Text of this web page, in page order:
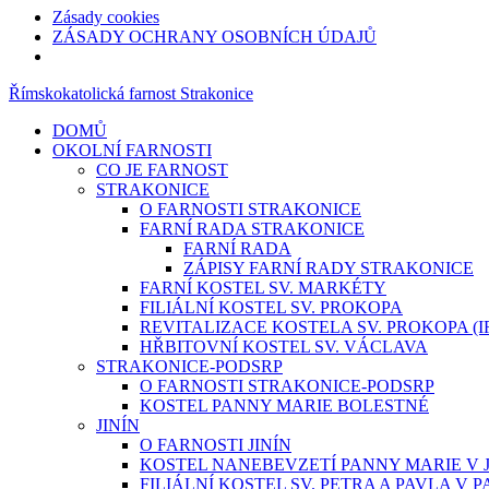
Zásady cookies
ZÁSADY OCHRANY OSOBNÍCH ÚDAJŮ
Římskokatolická farnost Strakonice
DOMŮ
OKOLNÍ FARNOSTI
CO JE FARNOST
STRAKONICE
O FARNOSTI STRAKONICE
FARNÍ RADA STRAKONICE
FARNÍ RADA
ZÁPISY FARNÍ RADY STRAKONICE
FARNÍ KOSTEL SV. MARKÉTY
FILIÁLNÍ KOSTEL SV. PROKOPA
REVITALIZACE KOSTELA SV. PROKOPA
HŘBITOVNÍ KOSTEL SV. VÁCLAVA
STRAKONICE-PODSRP
O FARNOSTI STRAKONICE-PODSRP
KOSTEL PANNY MARIE BOLESTNÉ
JINÍN
O FARNOSTI JINÍN
KOSTEL NANEBEVZETÍ PANNY MARIE V
FILIÁLNÍ KOSTEL SV. PETRA A PAVLA V